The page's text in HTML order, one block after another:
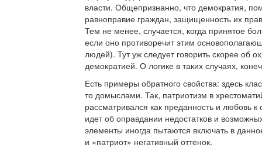
власти. Общепризнанно, что демократия,
равноправие граждан, защищенность их
Тем не менее, случается, когда принятое
если оно противоречит этим
людей). Тут уж следует говорить скорее об
демократией. О логике в таких случаях,
Есть примеры обратного свойства: здесь
то домыслами. Так, патриотизм в
рассматривался как преданность и любовь
идет об оправдании недостатков и
элементы иногда пытаются включать в
и «патриот» негативный оттенок.